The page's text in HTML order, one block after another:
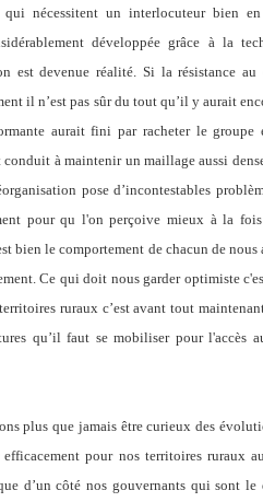
nécessitent un interlocuteur bien
développée grâce à la
est devenue réalité. Si la résistance
il n’est pas sûr du tout qu’il y aurait
aurait fini par racheter le
conduit à maintenir un maillage aussi
pose d’incontestables
pour qu l'on perçoive mieux à la
bien le comportement de chacun de
Ce qui doit nous garder optimiste
ruraux c’est avant tout
qu’il faut se mobiliser pour l'accès
plus que jamais être curieux des
pour nos territoires ruraux
d’un côté nos gouvernants qui sont le